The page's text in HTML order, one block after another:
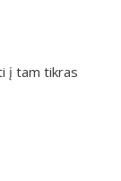
į tam tikras